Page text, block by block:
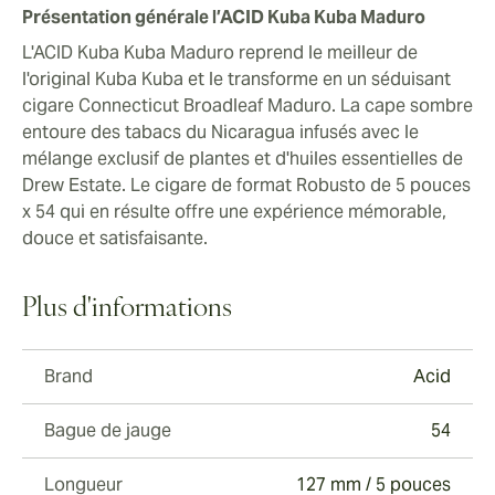
Présentation générale l’ACID Kuba Kuba Maduro
L'ACID Kuba Kuba Maduro reprend le meilleur de
l'original Kuba Kuba et le transforme en un séduisant
cigare Connecticut Broadleaf Maduro. La cape sombre
entoure des tabacs du Nicaragua infusés avec le
mélange exclusif de plantes et d'huiles essentielles de
Drew Estate. Le cigare de format Robusto de 5 pouces
x 54 qui en résulte offre une expérience mémorable,
douce et satisfaisante.
Plus d'informations
Brand Acid
Bague de jauge 54
Longueur 127 mm / 5 pouces